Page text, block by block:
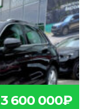
3 600 000₽